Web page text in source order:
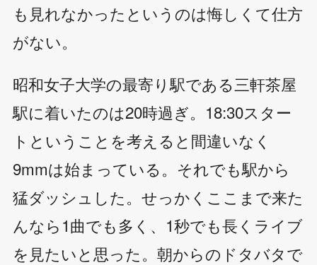
も見れなかったというのは悔しくて仕方
がない。
昭和女子大学の最寄り駅である三軒茶屋
駅に着いたのは20時過ぎ。18:30スター
トということを考えると間違いなく
9mmは始まっている。それでも駅から
猛ダッシュした。せっかくここまで来た
んなら1曲でも多く、1秒でも長くライブ
を見たいと思った。朝からのドタバタで